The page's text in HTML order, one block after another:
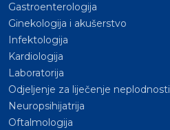
Gastroenterologija
Ginekologija i akušerstvo
Infektologija
Kardiologija
Laboratorija
Odjeljenje za liječenje neplodnosti
Neuropsihijatrija
Oftalmologija